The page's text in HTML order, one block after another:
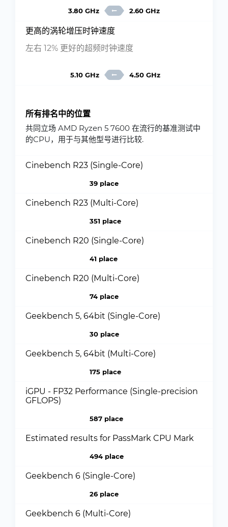
3.80 GHz 2.60 GHz
更高的涡轮增压时钟速度
左右 12% 更好的超频时钟速度
5.10 GHz 4.50 GHz
所有排名中的位置
共同立场 AMD Ryzen 5 7600 在流行的基准测试中
的CPU，用于与其他型号进行比较.
Cinebench R23 (Single-Core)
39 place
Cinebench R23 (Multi-Core)
351 place
Cinebench R20 (Single-Core)
41 place
Cinebench R20 (Multi-Core)
74 place
Geekbench 5, 64bit (Single-Core)
30 place
Geekbench 5, 64bit (Multi-Core)
175 place
iGPU - FP32 Performance (Single-precision
GFLOPS)
587 place
Estimated results for PassMark CPU Mark
494 place
Geekbench 6 (Single-Core)
26 place
Geekbench 6 (Multi-Core)